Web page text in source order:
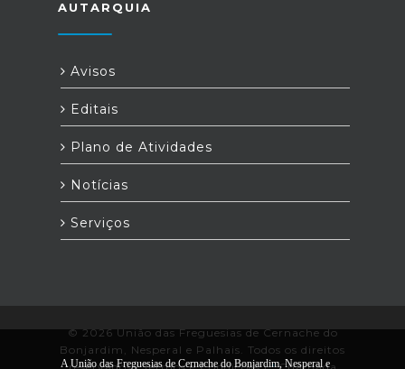
AUTARQUIA
Avisos
Editais
Plano de Atividades
Notícias
Serviços
© 2026 União das Freguesias de Cernache do
Bonjardim, Nesperal e Palhais. Todos os direitos
A União das Freguesias de Cernache do Bonjardim, Nesperal e